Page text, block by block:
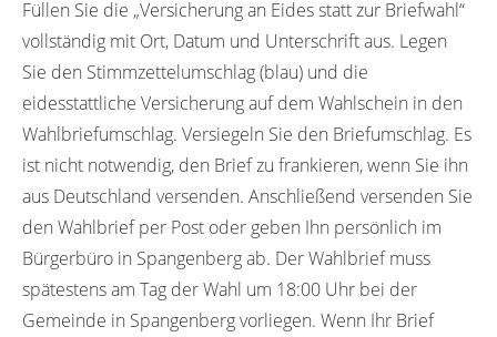
Füllen Sie die „Versicherung an Eides statt zur Briefwahl“
vollständig mit Ort, Datum und Unterschrift aus. Legen
Sie den Stimmzettelumschlag (blau) und die
eidesstattliche Versicherung auf dem Wahlschein in den
Wahlbriefumschlag. Versiegeln Sie den Briefumschlag. Es
ist nicht notwendig, den Brief zu frankieren, wenn Sie ihn
aus Deutschland versenden. Anschließend versenden Sie
den Wahlbrief per Post oder geben Ihn persönlich im
Bürgerbüro in Spangenberg ab. Der Wahlbrief muss
spätestens am Tag der Wahl um 18:00 Uhr bei der
Gemeinde in Spangenberg vorliegen. Wenn Ihr Brief